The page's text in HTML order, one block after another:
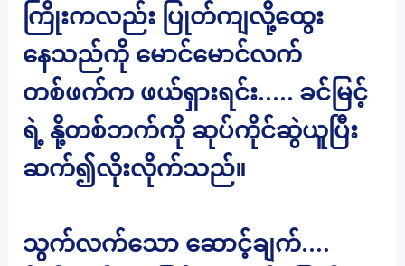
ကြိုးကလည်း ပြုတ်ကျလို့ထွေး
နေသည်ကို မောင်မောင်လက်
တစ်ဖက်က ဖယ်ရှားရင်း….. ခင်မြင့်
ရဲ့ နို့တစ်ဘက်ကို ဆုပ်ကိုင်ဆွဲယူပြီး
ဆက်၍လိုးလိုက်သည်။
သွက်လက်သော ဆောင့်ချက်….